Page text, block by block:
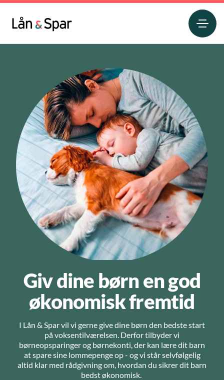
Giv dine børn en god
økonomisk fremtid
I Lån & Spar vil vi gerne give dine børn den bedste start
på voksentilværelsen. Derfor tilbyder vi
børneopsparinger og børnekonti, der kan lære dit barn
at spare sine lommepenge op - og vi står selvfølgelig
altid klar med rådgivning om, hvordan du sikrer dit barn
bedst økonomisk.